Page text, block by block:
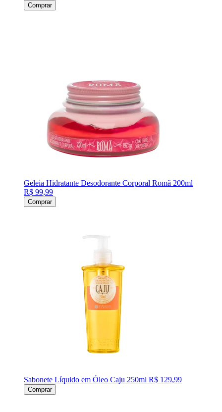
Comprar
Geleia Hidratante Desodorante Corporal Romã 200ml
R$ 99,99
Comprar
Sabonete Líquido em Óleo Caju 250ml R$ 129,99
Comprar